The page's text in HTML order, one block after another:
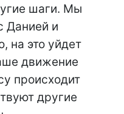
шаги. Мы
Данией и
на это уйдет
движение
происходит
другие